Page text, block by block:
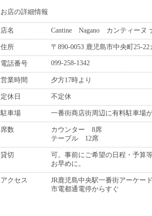
お店の詳細情報
店名 Cantine Nagano カンティーヌ
住所 〒890-0053 鹿児島市中央町25-
電話番号 099-258-1342
営業時間 夕方17時より
定休日 不定休
駐車場 一番街商店街周辺に有料駐車場
席数
カウンター 8席
テーブル 12席
貸切
可。事前にご希望の日程・予算
お早めに。
アクセス
JR鹿児島中央駅一番街アーケー
市電都通電停からすぐ